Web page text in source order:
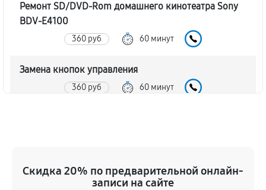
Ремонт SD/DVD-Rom домашнего кинотеатра Sony
BDV-E4100
360 руб 60 минут
Замена кнопок управления
360 руб 60 минут
Замена регуляторов домашнего кинотеатра Sony
Скидка 20% по предварительной онлайн-
записи на сайте